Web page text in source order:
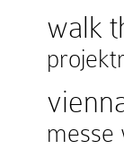
walk
messe